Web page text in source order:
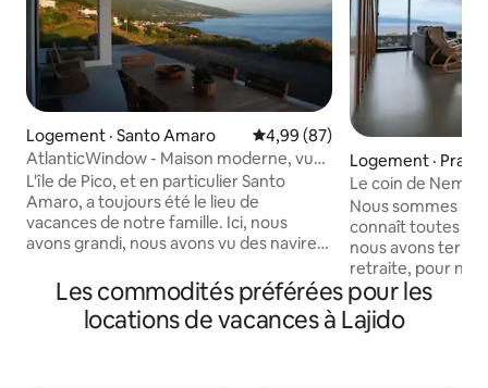
Logement · Santo Amaro Note moyenne de 4,99 sur 5,
4,99 (87)
AtlanticWindow - Maison moderne, vue
imprenable
L'île de Pico, et en particulier Santo
Amaro, a toujours été le lieu de
vacances de notre famille. Ici, nous
avons grandi, nous avons vu des navires
à pêcher et à vivre dans la nature. Le
rêve d'avoir notre propre maison ici, où
revisiter le passé, se reposer et profiter
Logement ·
Le coin de Nemo
Nous sommes
connaît toutes les
nous avons
retraite, pour
bien remplie à
nous pourrons
nous avons
Les commodités préférées pour les
locations de vacances à Lajido